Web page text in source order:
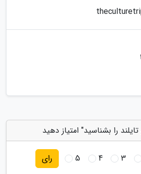
را بشناسید" امتیاز دهید
3
4
5 رای